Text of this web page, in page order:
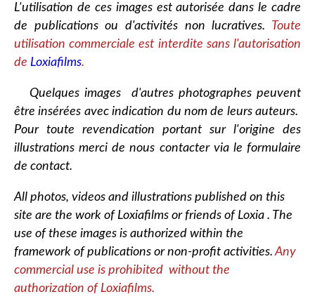
L'utilisation de ces images est autorisée dans le cadre
de publications ou d'activités non lucratives. Toute
utilisation commerciale est interdite sans l'autorisation
de Loxiafilms.
Quelques images d'autres photographes peuvent
être insérées avec indication du nom de leurs auteurs.
Pour toute revendication portant sur l'origine des
illustrations merci de nous contacter via le formulaire
de contact.
All photos, videos and illustrations published on this
site are the work of Loxiafilms or friends of Loxia . The
use of these images is authorized within the
framework of publications or non-profit activities.Any
commercial use is prohibited without the
authorization of Loxiafilms.